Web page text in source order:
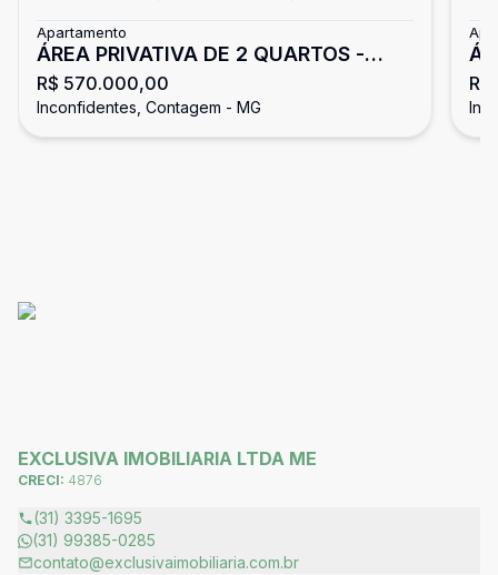
Apartamento
ÁREA PRIVATIVA DE 2 QUARTOS -
SUÍTE - SACADA - 2 VAGAS -
INCONFIDENTES
R$ 570.000,00
Inconfidentes, Contagem - MG
EXCLUSIVA IMOBILIARIA LTDA ME
CRECI: 4876
(31) 3395-1695
(31) 99385-0285
contato@exclusivaimobiliaria.com.br